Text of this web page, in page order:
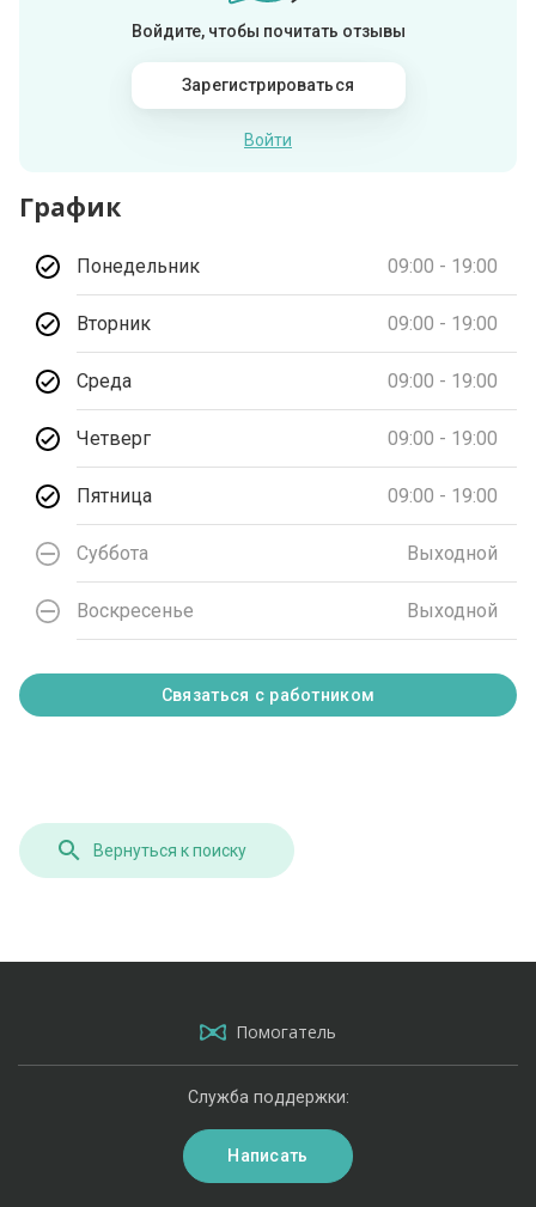
Войдите, чтобы почитать отзывы
Зарегистрироваться
Войти
График
Понедельник 09:00 - 19:00
Вторник 09:00 - 19:00
Среда 09:00 - 19:00
Четверг 09:00 - 19:00
Пятница 09:00 - 19:00
Суббота Выходной
Воскресенье Выходной
Связаться с работником
Вернуться к поиску
Помогатель
Служба поддержки:
Написать